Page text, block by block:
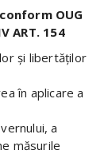
OUG
ART. 154
şi libertăţilor
în aplicare a
a
măsurile